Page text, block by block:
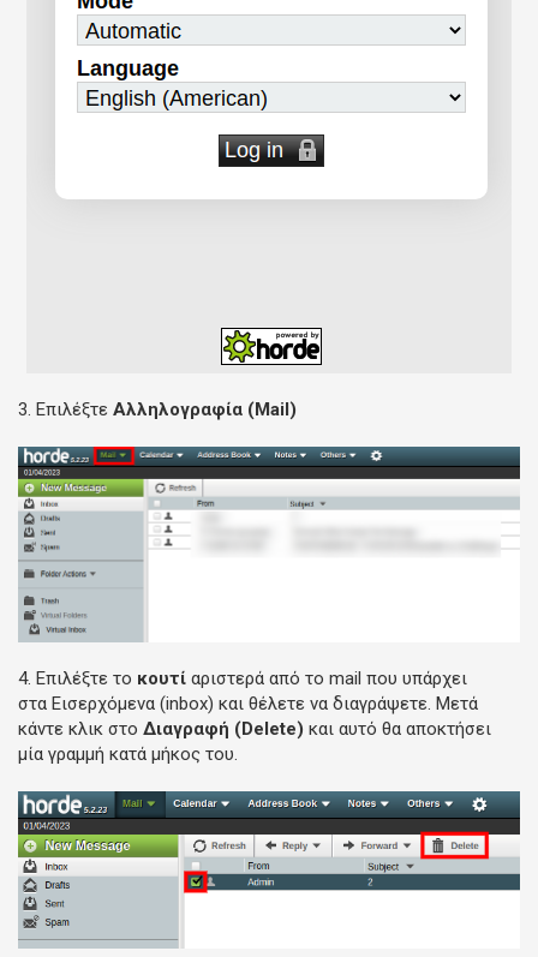
3. Επιλέξτε Αλληλογραφία (Mail)
4. Επιλέξτε το κουτί αριστερά από το mail που υπάρχει
στα Εισερχόμενα (inbox) και θέλετε να διαγράψετε. Μετά
κάντε κλικ στο Διαγραφή (Delete) και αυτό θα αποκτήσει
μία γραμμή κατά μήκος του.